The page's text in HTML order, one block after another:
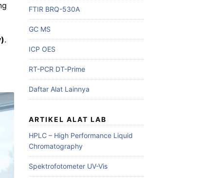
.
FTIR BRQ-530A
GC MS
ICP OES
RT-PCR DT-Prime
Daftar Alat Lainnya
ARTIKEL ALAT LAB
HPLC – High Performance Liquid
Chromatography
Spektrofotometer UV-Vis